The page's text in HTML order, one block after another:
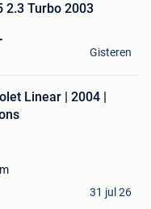
2.3 Turbo 2003
Gisteren
Linear | 2004 |
31 jul 26